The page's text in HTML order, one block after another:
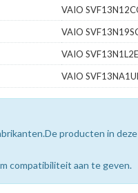
VAIO
VAIO
VAIO
VAIO
producten in
compatibiliteit aan te geven.